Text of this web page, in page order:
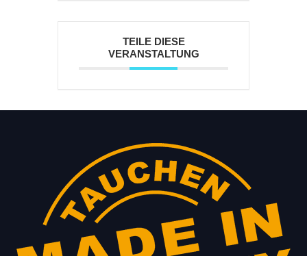
TEILE DIESE
VERANSTALTUNG